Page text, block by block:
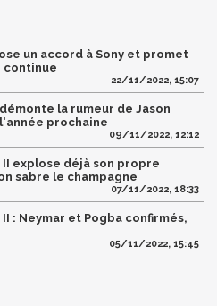
un accord à Sony et promet
continue
22/11/2022, 15:07
la rumeur de Jason
prochaine
09/11/2022, 12:12
explose déjà son propre
sabre le champagne
07/11/2022, 18:33
: Neymar et Pogba confirmés,
05/11/2022, 15:45